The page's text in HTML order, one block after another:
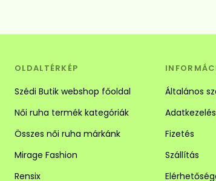
OLDALTÉRKÉP
Szédi Butik webshop főoldal
Női ruha termék kategóriák
Összes női ruha márkánk
Mirage Fashion
Rensix
Általános
Fizetés
Szállítás